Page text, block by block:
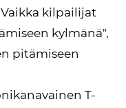
kilpailijat
kylmänä",
pitämiseen
T-